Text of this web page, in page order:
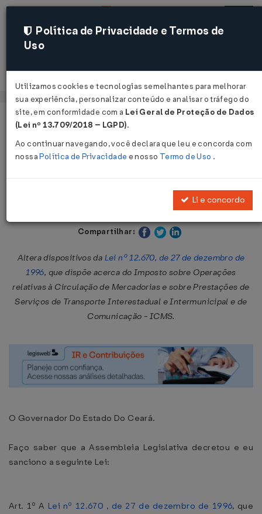
Acessar
Página Inicial Legislações
Lei Nº 15473 DE 04/12/2013
Publicado no DOE - CE em 11 dez 2013
Compartilhar:
Altera dispositivos da Lei nº 12.670, de 27 de dezembro de
1996, que dispõe acerca do Imposto sobre Operações
relativas à Circulação de Mercadorias e sobre Prestações de
Serviços de Transporte Interestadual e Intermunicipal e de
Comunicação - ICMS.
O Governador Do Estado Do Ceará.
Faço saber que a Assembleia Legislativa decretou e eu
sanciono a seguinte Lei:
Art. 1º A Lei nº 12.670 , de 27 de dezembro de 1996, que
Política de Privacidade e Termos de
Uso
Utilizamos cookies e tecnologias semelhantes para melhorar
sua experiência, personalizar conteúdo e analisar o tráfego do
site, em conformidade com a Lei Geral de Proteção de Dados
(Lei nº 13.709/2018 – LGPD).
Ao continuar navegando, você declara que leu e concorda com
nossaPolítica de Privacidade e nosso Termo de Uso .
Li e concordo